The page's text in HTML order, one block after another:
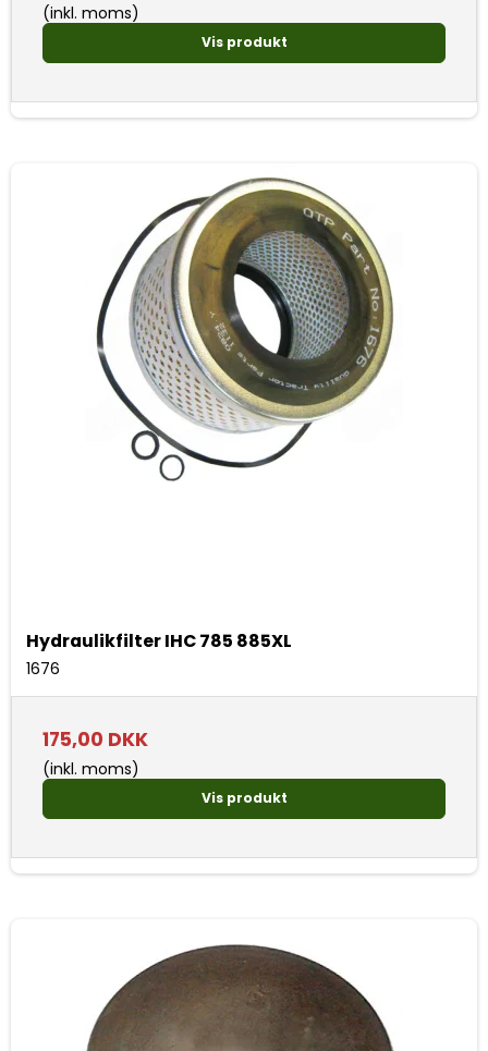
(inkl. moms)
Vis produkt
Hydraulikfilter IHC 785 885XL
1676
175,00 DKK
(inkl. moms)
Vis produkt